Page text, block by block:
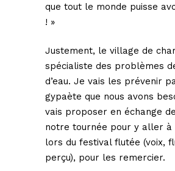
que tout le monde puisse
! »
Justement, le village de
spécialiste des problèmes
d’eau. Je vais les prévenir
gypaète que nous avons
vais proposer en échange
notre tournée pour y aller à
lors du festival flutée (voix,
perçu), pour les remercier.